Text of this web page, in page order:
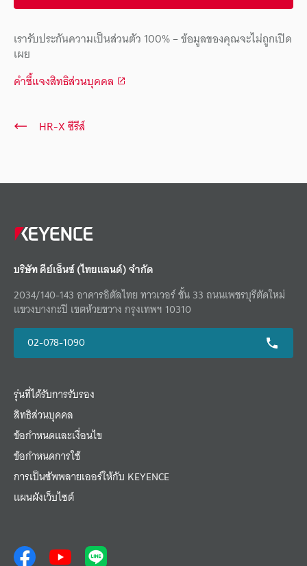
เรารับประกันความเป็นส่วนตัว 100% – ข้อมูลของคุณจะไม่ถูกเปิด
เผย
คำชี้แจงสิทธิส่วนบุคคล
HR-X ซีรีส์
บริษัท คีย์เอ็นซ์ (ไทยแลนด์) จำกัด
2034/140-143 อาคารอิตัลไทย ทาวเวอร์ ชั้น 33 ถนนเพชรบุรีตัดใหม่
แขวงบางกะปิ เขตห้วยขวาง กรุงเทพฯ 10310
02-078-1090
รุ่นที่ได้รับการรับรอง
สิทธิส่วนบุคคล
ข้อกำหนดและเงื่อนไข
ข้อกำหนดการใช้
การเป็นซัพพลายเออร์ให้กับ KEYENCE
แผนผังเว็บไซต์